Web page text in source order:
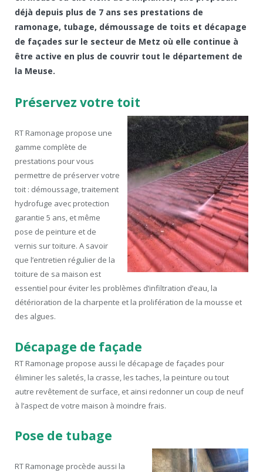
déjà depuis plus de 7 ans ses prestations de
ramonage, tubage, démoussage de toits et décapage
de façades sur le secteur de Metz où elle continue à
être active en plus de couvrir tout le département de
la Meuse.
Préservez votre toit
RT Ramonage propose une
gamme complète de
prestations pour vous
permettre de préserver votre
toit : démoussage, traitement
hydrofuge avec protection
garantie 5 ans, et même
pose de peinture et de
vernis sur toiture. A savoir
que l’entretien régulier de la
toiture de sa maison est
essentiel pour éviter les problèmes d’infiltration d’eau, la
détérioration de la charpente et la prolifération de la mousse et
des algues.
Décapage de façade
RT Ramonage propose aussi le décapage de façades pour
éliminer les saletés, la crasse, les taches, la peinture ou tout
autre revêtement de surface, et ainsi redonner un coup de neuf
à l’aspect de votre maison à moindre frais.
Pose de tubage
RT Ramonage procède aussi la